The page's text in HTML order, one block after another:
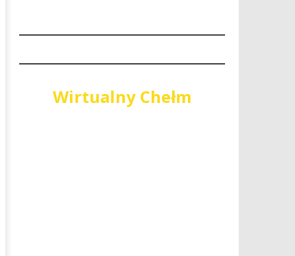
Wirtualny Chełm